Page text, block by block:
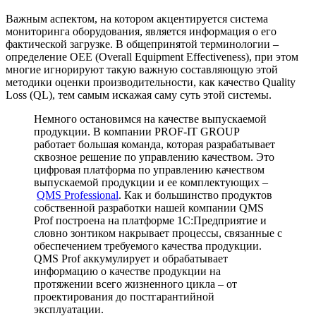
Важным аспектом, на котором акцентируется система
мониторинга оборудования, является информация о его
фактической загрузке. В общепринятой терминологии –
определение OEE (Overall Equipment Effectiveness), при этом
многие игнорируют такую важную составляющую этой
методики оценки производительности, как качество Quality
Loss (QL), тем самым искажая саму суть этой системы.
Немного остановимся на качестве выпускаемой
продукции. В компании PROF-IT GROUP
работает большая команда, которая разрабатывает
сквозное решение по управлению качеством. Это
цифровая платформа по управлению качеством
выпускаемой продукции и ее комплектующих –
QMS Professional. Как и большинство продуктов
собственной разработки нашей компании QMS
Prof построена на платформе 1C:Предприятие и
словно зонтиком накрывает процессы, связанные с
обеспечением требуемого качества продукции.
QMS Prof аккумулирует и обрабатывает
информацию о качестве продукции на
протяжении всего жизненного цикла – от
проектирования до постгарантийной
эксплуатации.